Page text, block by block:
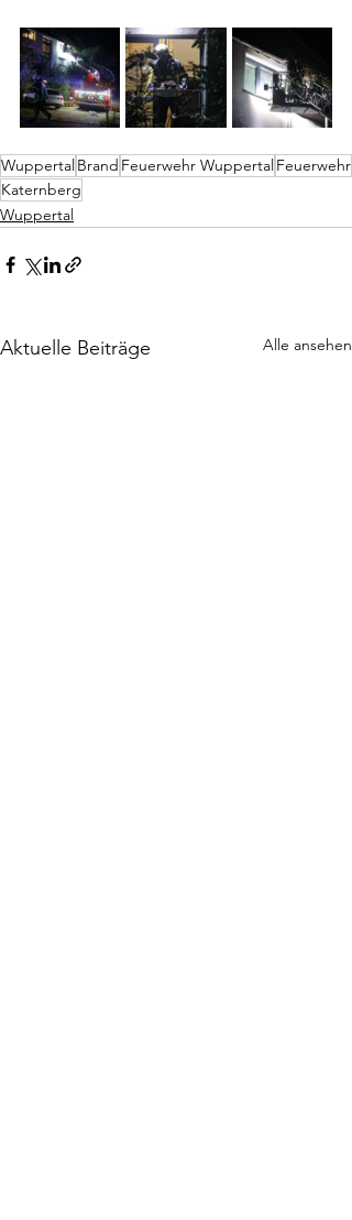
Wuppertal Brand Feuerwehr Wuppertal Feuerwehr
Katernberg
Wuppertal
Aktuelle Beiträge Alle ansehen